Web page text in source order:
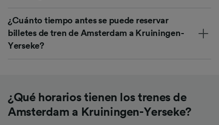
¿Cuánto tiempo antes se puede reservar
billetes de tren de Amsterdam a Kruiningen-
Yerseke?
¿Qué horarios tienen los trenes de
Amsterdam a Kruiningen-Yerseke?